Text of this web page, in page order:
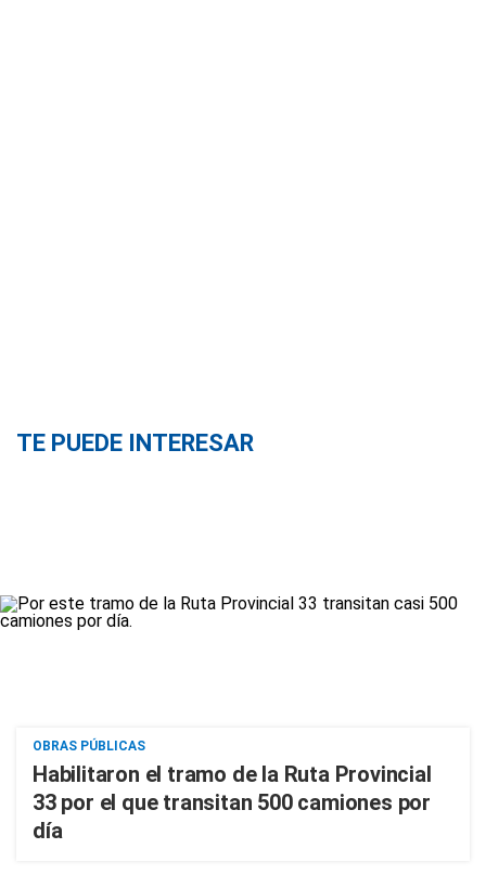
TE PUEDE INTERESAR
OBRAS PÚBLICAS
Habilitaron el tramo de la Ruta Provincial
33 por el que transitan 500 camiones por
día